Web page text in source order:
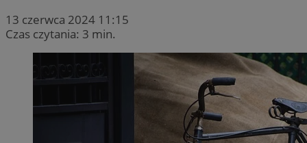
13 czerwca 2024 11:15
Czas czytania: 3 min.